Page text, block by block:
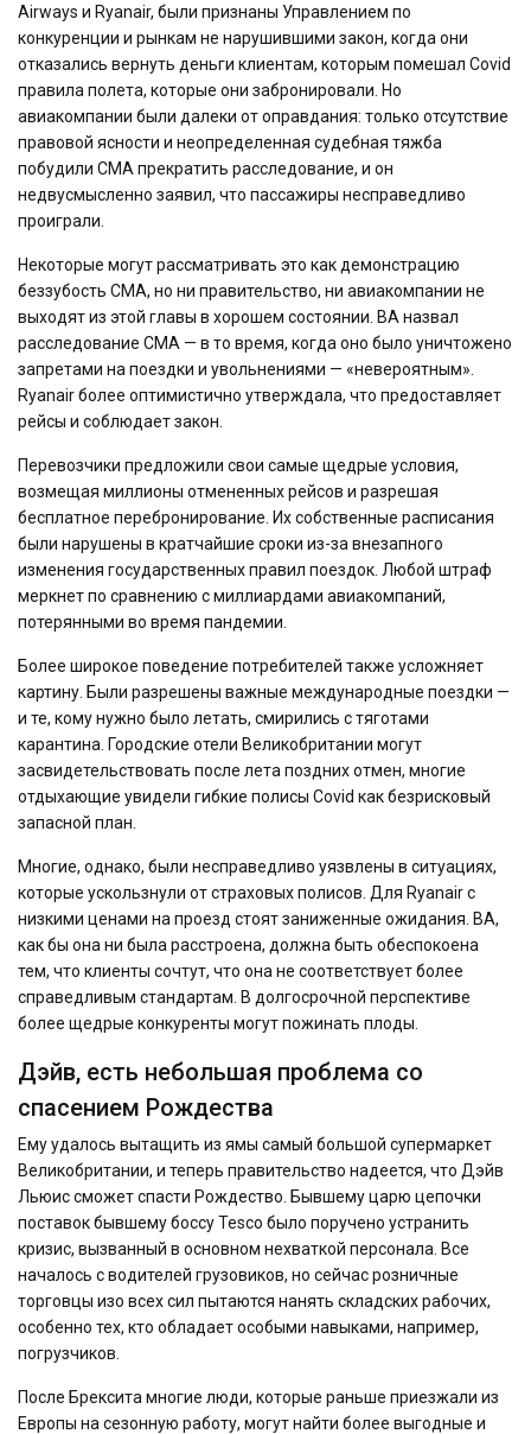
Airways и Ryanair, были признаны Управлением по
конкуренции и рынкам не нарушившими закон, когда они
отказались вернуть деньги клиентам, которым помешал Covid
правила полета, которые они забронировали. Но
авиакомпании были далеки от оправдания: только отсутствие
правовой ясности и неопределенная судебная тяжба
побудили CMA прекратить расследование, и он
недвусмысленно заявил, что пассажиры несправедливо
проиграли.
Некоторые могут рассматривать это как демонстрацию
беззубость CMA, но ни правительство, ни авиакомпании не
выходят из этой главы в хорошем состоянии. BA назвал
расследование CMA — в то время, когда оно было уничтожено
запретами на поездки и увольнениями — «невероятным».
Ryanair более оптимистично утверждала, что предоставляет
рейсы и соблюдает закон.
Перевозчики предложили свои самые щедрые условия,
возмещая миллионы отмененных рейсов и разрешая
бесплатное перебронирование. Их собственные расписания
были нарушены в кратчайшие сроки из-за внезапного
изменения государственных правил поездок. Любой штраф
меркнет по сравнению с миллиардами авиакомпаний,
потерянными во время пандемии.
Более широкое поведение потребителей также усложняет
картину. Были разрешены важные международные поездки —
и те, кому нужно было летать, смирились с тяготами
карантина. Городские отели Великобритании могут
засвидетельствовать после лета поздних отмен, многие
отдыхающие увидели гибкие полисы Covid как безрисковый
запасной план.
Многие, однако, были несправедливо уязвлены в ситуациях,
которые ускользнули от страховых полисов. Для Ryanair с
низкими ценами на проезд стоят заниженные ожидания. BA,
как бы она ни была расстроена, должна быть обеспокоена
тем, что клиенты сочтут, что она не соответствует более
справедливым стандартам. В долгосрочной перспективе
более щедрые конкуренты могут пожинать плоды.
Дэйв, есть небольшая проблема со
спасением Рождества
Ему удалось вытащить из ямы самый большой супермаркет
Великобритании, и теперь правительство надеется, что Дэйв
Льюис сможет спасти Рождество. Бывшему царю цепочки
поставок бывшему боссу Tesco было поручено устранить
кризис, вызванный в основном нехваткой персонала. Все
началось с водителей грузовиков, но сейчас розничные
торговцы изо всех сил пытаются нанять складских рабочих,
особенно тех, кто обладает особыми навыками, например,
погрузчиков.
После Брексита многие люди, которые раньше приезжали из
Европы на сезонную работу, могут найти более выгодные и